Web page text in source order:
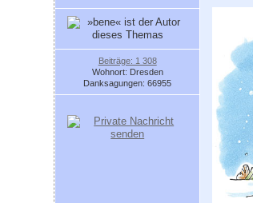
Beiträge: 1 308
Wohnort: Dresden
Danksagungen: 66955